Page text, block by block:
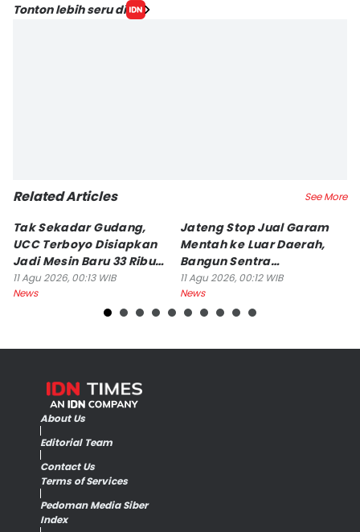
Tonton lebih seru di
Related Articles See More
Tak Sekadar Gudang,
UCC Terboyo Disiapkan
Jadi Mesin Baru 33 Ribu
UMKM
11 Agu 2026, 00:13 WIB
News
Jateng Stop Jual Garam
Mentah ke Luar Daerah,
Bangun Sentra
Pengolahan
11 Agu 2026, 00:12 WIB
News
About Us
Editorial Team
Contact Us
Terms of Services
Pedoman Media Siber
Index